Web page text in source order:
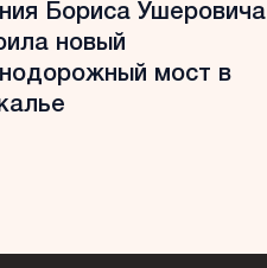
Бориса Ушеровича
новый
мост в